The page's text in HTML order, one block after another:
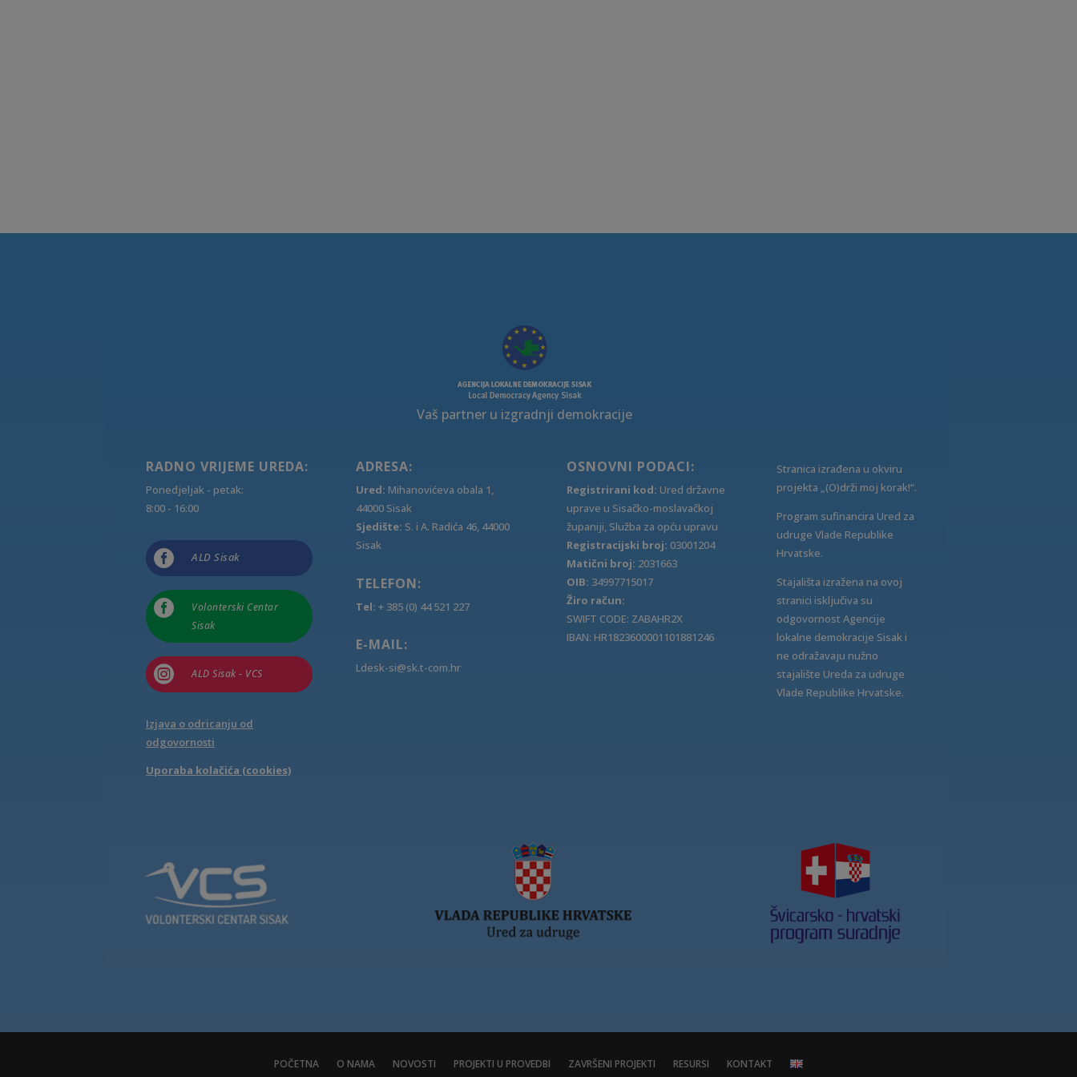
Vaš partner u izgradnji demokracije
RADNO VRIJEME UREDA:
Ponedjeljak - petak:
8:00 - 16:00
 ALD Sisak

Volonterski Centar
Sisak
 ALD Sisak - VCS
Izjava o odricanju od
odgovornosti
Uporaba kolačića (cookies)
ADRESA:
Ured: Mihanovićeva obala 1,
44000 Sisak
Sjedište: S. i A. Radića 46, 44000
Sisak
TELEFON:
Tel: + 385 (0) 44 521 227
E-MAIL:
Ldesk-si@sk.t-com.hr
OSNOVNI PODACI:
Registrirani kod: Ured državne
uprave u Sisačko-moslavačkoj
županiji, Služba za opću upravu
Registracijski broj: 03001204
Matični broj: 2031663
OIB: 34997715017
Žiro račun:
SWIFT CODE: ZABAHR2X
IBAN: HR1823600001101881246
Stranica izrađena u okviru
projekta „(O)drži moj korak!“.
Program sufinancira Ured za
udruge Vlade Republike
Hrvatske.
Stajališta izražena na ovoj
stranici isključiva su
odgovornost Agencije
lokalne demokracije Sisak i
ne odražavaju nužno
stajalište Ureda za udruge
Vlade Republike Hrvatske.
POČETNA O NAMA NOVOSTI PROJEKTI U PROVEDBI ZAVRŠENI PROJEKTI RESURSI KONTAKT